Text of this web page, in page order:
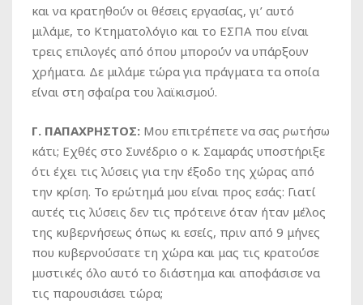
και να κρατηθούν οι θέσεις εργασίας, γι’ αυτό
μιλάμε, το Κτηματολόγιο και το ΕΣΠΑ που είναι
τρεις επιλογές από όπου μπορούν να υπάρξουν
χρήματα. Δε μιλάμε τώρα για πράγματα τα οποία
είναι στη σφαίρα του λαϊκισμού.
Γ. ΠΑΠΑΧΡΗΣΤΟΣ: Μου επιτρέπετε να σας ρωτήσω
κάτι; Εχθές στο Συνέδριο ο κ. Σαμαράς υποστήριξε
ότι έχει τις λύσεις για την έξοδο της χώρας από
την κρίση. Το ερώτημά μου είναι προς εσάς: Γιατί
αυτές τις λύσεις δεν τις πρότεινε όταν ήταν μέλος
της κυβερνήσεως όπως κι εσείς, πριν από 9 μήνες
που κυβερνούσατε τη χώρα και μας τις κρατούσε
μυστικές όλο αυτό το διάστημα και αποφάσισε να
τις παρουσιάσει τώρα;